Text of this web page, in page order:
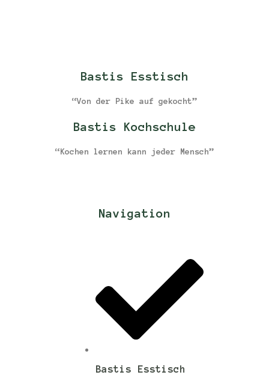
Bastis Esstisch
“Von der Pike auf gekocht”
Bastis Kochschule
“Kochen lernen kann jeder Mensch”
Navigation
Bastis Esstisch